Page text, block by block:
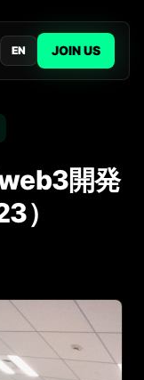
EN JOIN US
開発
）